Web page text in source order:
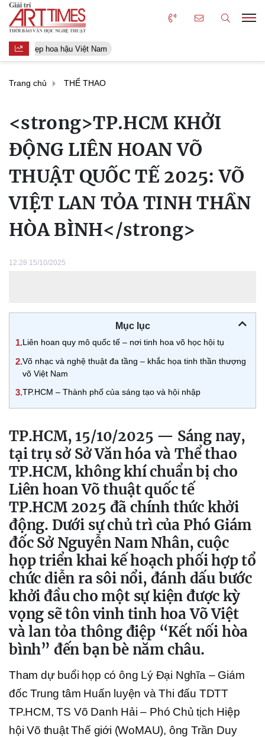
Người đẹp hoa hậu Việt Nam
Trang chủ THỂ THAO
<strong>TP.HCM KHỞI
ĐỘNG LIÊN HOAN VÕ
THUẬT QUỐC TẾ 2025: VÕ
VIỆT LAN TỎA TINH THẦN
HÒA BÌNH</strong>
12:28 15/10/2025
Mục lục
1.Liên hoan quy mô quốc tế – nơi tinh hoa võ học hội tụ
2.Võ nhạc và nghệ thuật đa tầng – khắc họa tinh thần thượng
võ Việt Nam
3.TP.HCM – Thành phố của sáng tạo và hội nhập
TP.HCM, 15/10/2025 — Sáng nay,
tại trụ sở Sở Văn hóa và Thể thao
TP.HCM, không khí chuẩn bị cho
Liên hoan Võ thuật quốc tế
TP.HCM 2025 đã chính thức khởi
động. Dưới sự chủ trì của Phó Giám
đốc Sở Nguyễn Nam Nhân, cuộc
họp triển khai kế hoạch phối hợp tổ
chức diễn ra sôi nổi, đánh dấu bước
khởi đầu cho một sự kiện được kỳ
vọng sẽ tôn vinh tinh hoa Võ Việt
và lan tỏa thông điệp “Kết nối hòa
bình” đến bạn bè năm châu.
Tham dự buổi họp có ông Lý Đại Nghĩa – Giám
đốc Trung tâm Huấn luyện và Thi đấu TDTT
TP.HCM, TS Võ Danh Hải – Phó Chủ tịch Hiệp
hội Võ thuật Thế giới (WoMAU), ông Trần Duy